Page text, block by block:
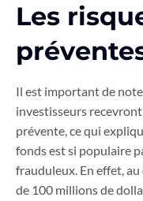
Les
Il est important de
investisseurs
prévente, ce qui
fonds est si populaire
frauduleux. En effet,
de 100 millions de